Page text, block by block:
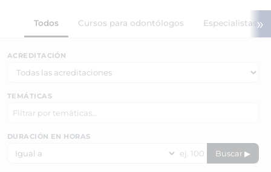
Todos Cursos para odontólogos Especialistas»
ACREDITACIÓN
TEMÁTICAS
DURACIÓN EN HORAS
Buscar ▶